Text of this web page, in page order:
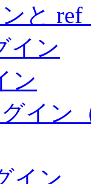
と
イン
ン
イン
イン